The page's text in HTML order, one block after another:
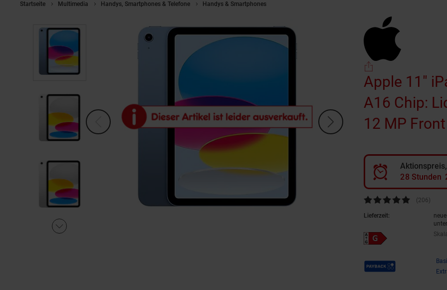
Startseite Multimedia Handys, Smartphones & Telefone Handys & Smartphones
Apple 11"
A16 Chip:
12 MP
Verfügbar in
28 Stunden
Die Zeit
Kundenbewertung: 4,78 von 5
(206)
Lieferzeit:
Energieeffizienzklasse G auf
Payback Punkte